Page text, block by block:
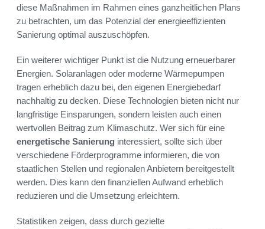
diese Maßnahmen im Rahmen eines ganzheitlichen Plans
zu betrachten, um das Potenzial der energieeffizienten
Sanierung optimal auszuschöpfen.
Ein weiterer wichtiger Punkt ist die Nutzung erneuerbarer
Energien. Solaranlagen oder moderne Wärmepumpen
tragen erheblich dazu bei, den eigenen Energiebedarf
nachhaltig zu decken. Diese Technologien bieten nicht nur
langfristige Einsparungen, sondern leisten auch einen
wertvollen Beitrag zum Klimaschutz. Wer sich für eine
energetische Sanierung interessiert, sollte sich über
verschiedene Förderprogramme informieren, die von
staatlichen Stellen und regionalen Anbietern bereitgestellt
werden. Dies kann den finanziellen Aufwand erheblich
reduzieren und die Umsetzung erleichtern.
Statistiken zeigen, dass durch gezielte